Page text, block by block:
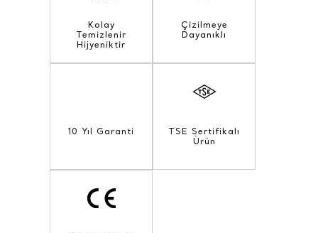
Kolay
Temizlenir
Hijyeniktir
Çizilmeye
Dayanıklı
10 Yıl Garanti
TSE Sertifikalı
Ürün